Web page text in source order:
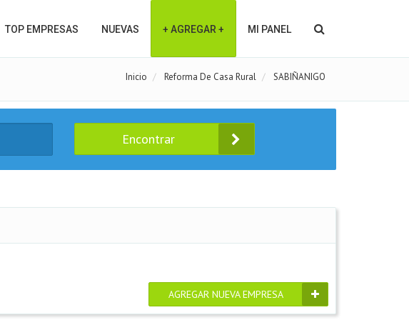
TOP EMPRESAS NUEVAS + AGREGAR + MI PANEL
Inicio Reforma De Casa Rural SABIÑANIGO
Encontrar
AGREGAR NUEVA EMPRESA